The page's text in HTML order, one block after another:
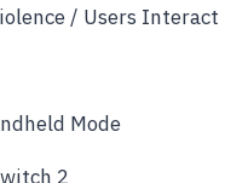
/ Users Interact
Mode
2